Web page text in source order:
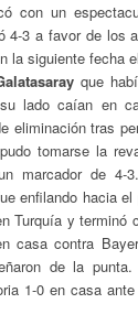
con un
4-3 a favor de los
la siguiente fecha
que
lado caían en
eliminación tras
tomarse la
marcador de 4-
enfilando hacia
Turquía y terminó
casa contra
de la
1-0 en casa